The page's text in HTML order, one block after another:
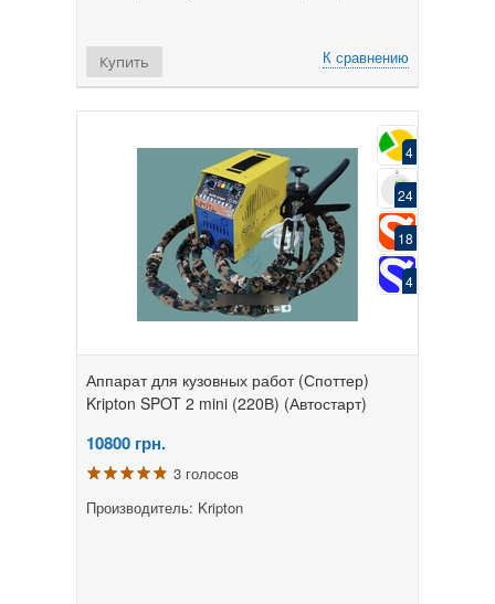
К сравнению
Купить
4
24
18
4
Аппарат для кузовных работ (Споттер)
Kripton SPOT 2 mini (220В) (Автостарт)
10800 грн.
3 голосов
Производитель: Kripton